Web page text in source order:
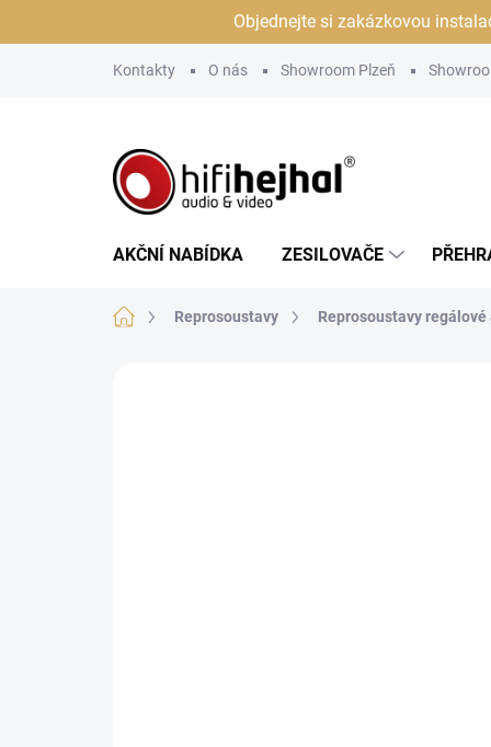
Objednejte si zakázkovou
Kontakty O nás Showroom Plzeň
AKČNÍ NABÍDKA ZESILOVAČE
Domů Reprosoustavy Reprosoustavy regálové